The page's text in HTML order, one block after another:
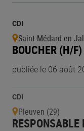
CDI
Saint-Médard-en-
BOUCHER (H/
publiée le 06 août
CDI
Pleuven (29)